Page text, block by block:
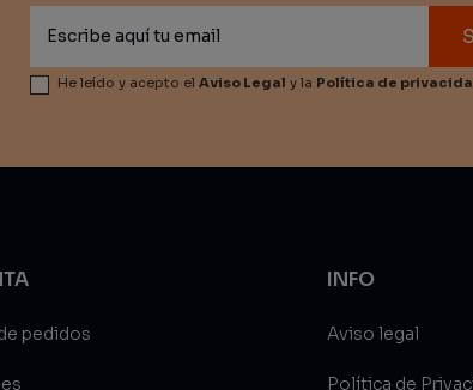
He leído y acepto el Aviso Legal y la Política de
pedidos
INFO
Aviso legal
Política de